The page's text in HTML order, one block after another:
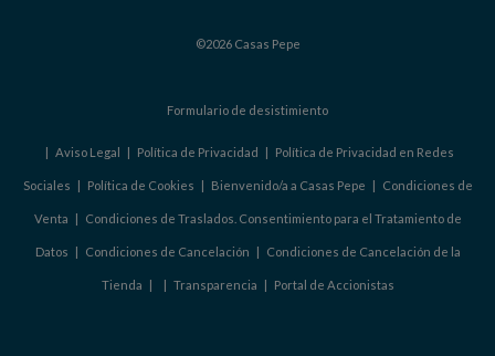
©2026 Casas Pepe
Formulario de desistimiento
| Aviso Legal | Política de Privacidad | Política de Privacidad en Redes
Sociales | Política de Cookies | Bienvenido/a a Casas Pepe | Condiciones de
Venta | Condiciones de Traslados. Consentimiento para el Tratamiento de
Datos | Condiciones de Cancelación | Condiciones de Cancelación de la
Tienda | | Transparencia | Portal de Accionistas